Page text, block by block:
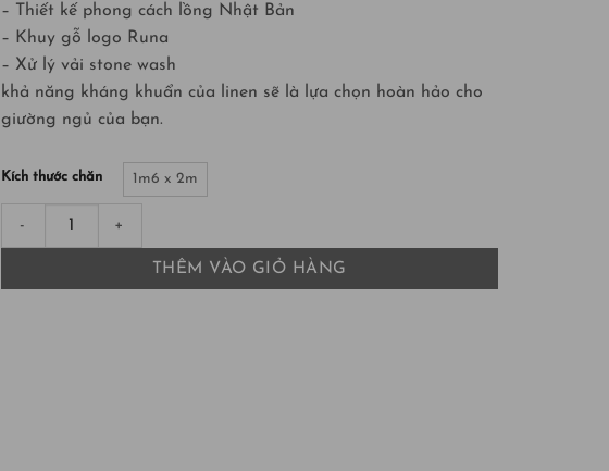
– Thiết kế phong cách lồng Nhật Bản
– Khuy gỗ logo Runa
– Xử lý vải stone wash
khả năng kháng khuẩn của linen sẽ là lựa chọn hoàn hảo cho
giường ngủ của bạn.
Kích thước chăn 1m6 x 2m
Bộ chăn ga gối Linen Premium màu Steel Blue số lượng
THÊM VÀO GIỎ HÀNG